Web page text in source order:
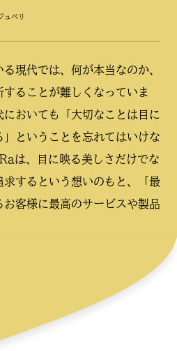
ュペリ
現代では、何が本当なのか、
ることが難しくなっていま
おいても「大切なことは目に
ということを忘れてはいけな
は、目に映る美しさだけでな
求するという想いのもと、「最
お客様に最高のサービスや製品